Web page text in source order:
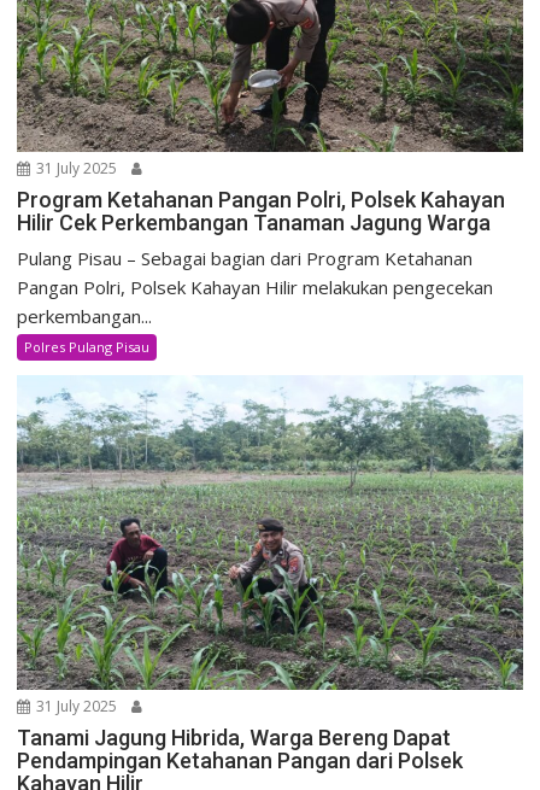
31 July 2025
Program Ketahanan Pangan Polri, Polsek Kahayan
Hilir Cek Perkembangan Tanaman Jagung Warga
Pulang Pisau – Sebagai bagian dari Program Ketahanan
Pangan Polri, Polsek Kahayan Hilir melakukan pengecekan
perkembangan...
Polres Pulang Pisau
31 July 2025
Tanami Jagung Hibrida, Warga Bereng Dapat
Pendampingan Ketahanan Pangan dari Polsek
Kahayan Hilir